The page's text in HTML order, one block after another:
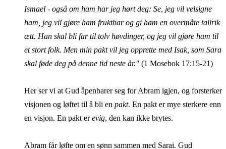
Ismael - også om ham har jeg hørt deg: Se, jeg vil velsigne
ham, jeg vil gjøre ham fruktbar og gi ham en overmåte tallrik
ætt. Han skal bli far til tolv høvdinger, og jeg vil gjøre ham til
et stort folk. Men min pakt vil jeg opprette med Isak, som Sara
skal føde deg på denne tid neste år." (1 Mosebok 17:15-21)
Her ser vi at Gud åpenbarer seg for Abram igjen, og forsterker
visjonen og løftet til å bli en pakt. En pakt er mye sterkere enn
en visjon. En pakt erevig, den kan ikke brytes.
Abram får løfte om en sønn sammen med Sarai. Gud